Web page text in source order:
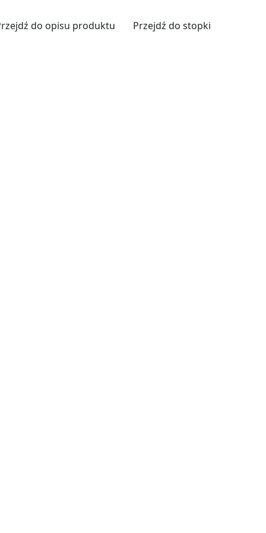
do opisu produktu Przejdź do stopki